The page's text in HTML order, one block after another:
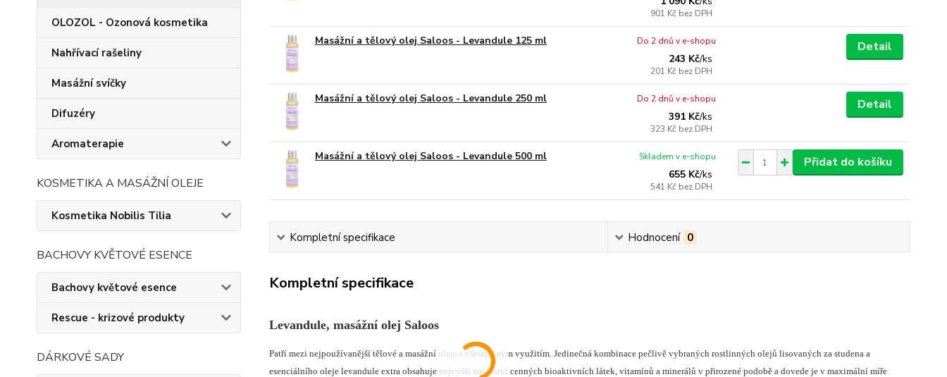
OLOZOL - Ozonová kosmetika
Nahřívací rašeliny
Masážní svíčky
Difuzéry
Aromaterapie
KOSMETIKA A MASÁŽNÍ OLEJE
Kosmetika Nobilis Tilia
BACHOVY KVĚTOVÉ ESENCE
Bachovy květové esence
Rescue - krizové produkty
DÁRKOVÉ SADY
901 Kč bez DPH
Masážní a tělový olej Saloos - Levandule 125 ml
243 Kč/ks
201 Kč bez DPH
Do 2 dnů v e-shopu Detail
Masážní a tělový olej Saloos - Levandule 250 ml
391 Kč/ks
323 Kč bez DPH
Do 2 dnů v e-shopu Detail
Masážní a tělový olej Saloos - Levandule 500 ml
655 Kč/ks
541 Kč bez DPH
Skladem v e-shopu Přidat do košíku
Kompletní specifikace Hodnocení 0
Kompletní specifikace
Levandule, masážní olej Saloos
Patří mezi nejpoužívanější tělové a masážní oleje s všestranným využitím. Jedinečná kombinace pečlivě vybraných rostlinných olejů lisovaných za studena a
esenciálního oleje levandule extra obsahuje nejvyšší množství cenných bioaktivních látek, vitamínů a minerálů v přirozené podobě a dovede je v maximální míře